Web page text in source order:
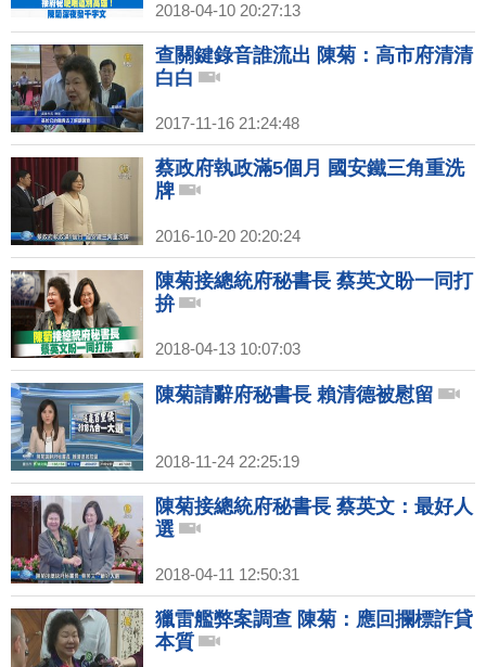
2018-04-10 20:27:13
查關鍵錄音誰流出 陳菊：高市府清清
白白
2017-11-16 21:24:48
蔡政府執政滿5個月 國安鐵三角重洗
牌
2016-10-20 20:20:24
陳菊接總統府秘書長 蔡英文盼一同打
拚
2018-04-13 10:07:03
陳菊請辭府秘書長 賴清德被慰留
2018-11-24 22:25:19
陳菊接總統府秘書長 蔡英文：最好人
選
2018-04-11 12:50:31
獵雷艦弊案調查 陳菊：應回攔標詐貸
本質